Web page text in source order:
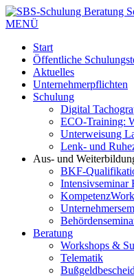
MENÜ
Start
Öffentliche
Aktuelles
Unternehmerpflichten
Schulung
Digital
ECO-Training:
Unterweisung
Lenk- und
Aus- und
BKF-
Intensivseminar
Beratung
Workshops &
Telematik